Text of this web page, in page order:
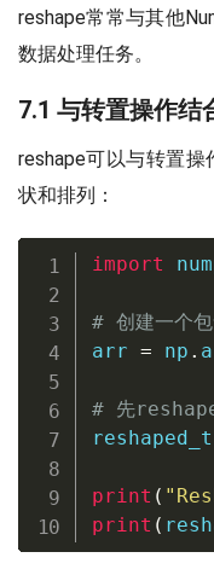
reshape常常与其他
数据处理任务。
7.1 与转置操作结
reshape可以与转置
状和排列：
import
# 创建一个
arr = np .
# 先
print (
print (